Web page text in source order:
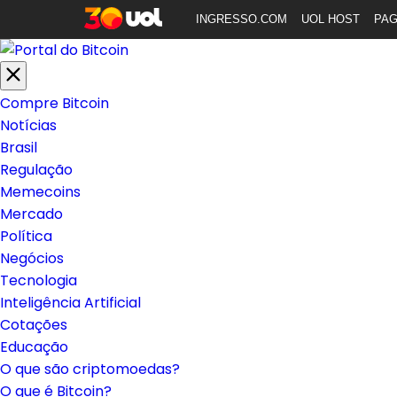
INGRESSO.COM UOL HOST
Compre Bitcoin
Notícias
Brasil
Regulação
Memecoins
Mercado
Política
Negócios
Tecnologia
Inteligência Artificial
Cotações
Educação
O que são criptomoedas?
O que é Bitcoin?